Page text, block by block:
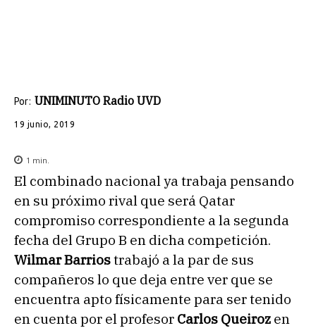
Por: UNIMINUTO Radio UVD
19 junio, 2019
1 min.
El combinado nacional ya trabaja pensando
en su próximo rival que será Qatar
compromiso correspondiente a la segunda
fecha del Grupo B en dicha competición.
Wilmar Barriostrabajó a la par de sus
compañeros lo que deja entre ver que se
encuentra apto físicamente para ser tenido
en cuenta por el profesor Carlos Queiroz en